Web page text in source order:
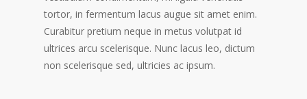
tortor, in fermentum lacus augue sit amet enim.
Curabitur pretium neque in metus volutpat id
ultrices arcu scelerisque. Nunc lacus leo, dictum
non scelerisque sed, ultricies ac ipsum.